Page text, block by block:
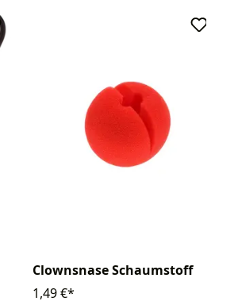
Clownsnase Schaumstoff
1,49 €*